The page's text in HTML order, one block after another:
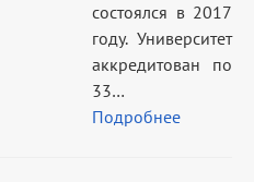
состоялся в 2017
году. Университет
аккредитован по
33…
Подробнее